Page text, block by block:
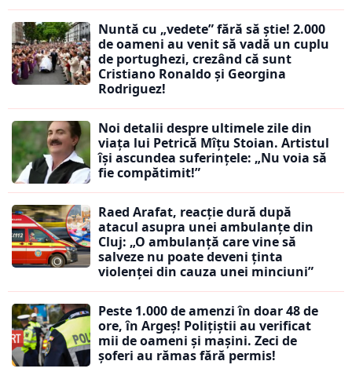
Nuntă cu „vedete” fără să știe! 2.000
de oameni au venit să vadă un cuplu
de portughezi, crezând că sunt
Cristiano Ronaldo și Georgina
Rodriguez!
Noi detalii despre ultimele zile din
viața lui Petrică Mîțu Stoian. Artistul
își ascundea suferințele: „Nu voia să
fie compătimit!”
Raed Arafat, reacție dură după
atacul asupra unei ambulanțe din
Cluj: „O ambulanță care vine să
salveze nu poate deveni ținta
violenței din cauza unei minciuni”
Peste 1.000 de amenzi în doar 48 de
ore, în Argeș! Polițiștii au verificat
mii de oameni și mașini. Zeci de
șoferi au rămas fără permis!